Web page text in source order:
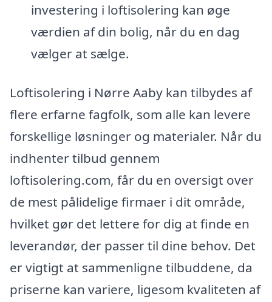
investering i loftisolering kan øge
værdien af din bolig, når du en dag
vælger at sælge.
Loftisolering i Nørre Aaby kan tilbydes af
flere erfarne fagfolk, som alle kan levere
forskellige løsninger og materialer. Når du
indhenter tilbud gennem
loftisolering.com, får du en oversigt over
de mest pålidelige firmaer i dit område,
hvilket gør det lettere for dig at finde en
leverandør, der passer til dine behov. Det
er vigtigt at sammenligne tilbuddene, da
priserne kan variere, ligesom kvaliteten af